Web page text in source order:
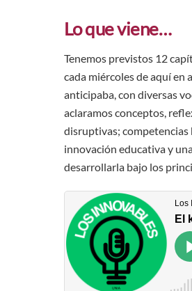
Lo que viene…
Tenemos previstos 12
cada miércoles de aquí en
anticipaba, con diversas
aclaramos conceptos,
disruptivas; competencias
innovación educativa y
desarrollarla bajo los